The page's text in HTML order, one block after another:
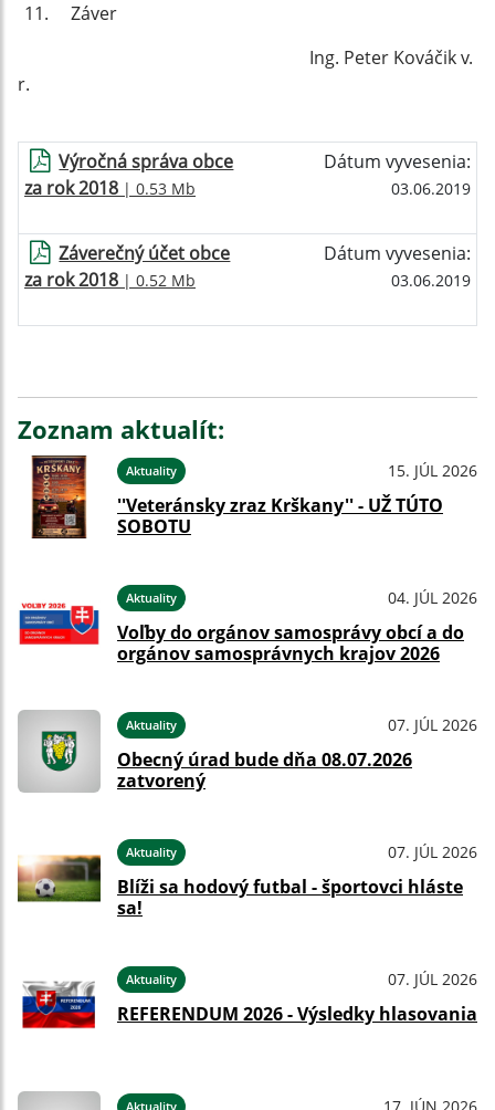
Záver
Ing. Peter Kováčik v.
r.
Výročná správa obce
za rok 2018 | 0.53 Mb
Dátum vyvesenia:
03.06.2019
Záverečný účet obce
za rok 2018 | 0.52 Mb
Dátum vyvesenia:
03.06.2019
Zoznam aktualít:
Aktuality 15. JÚL 2026
''Veteránsky zraz Krškany'' - UŽ TÚTO
SOBOTU
Aktuality 04. JÚL 2026
Voľby do orgánov samosprávy obcí a do
orgánov samosprávnych krajov 2026
Aktuality 07. JÚL 2026
Obecný úrad bude dňa 08.07.2026
zatvorený
Aktuality 07. JÚL 2026
Blíži sa hodový futbal - športovci hláste
sa!
Aktuality 07. JÚL 2026
REFERENDUM 2026 - Výsledky hlasovania
Aktuality